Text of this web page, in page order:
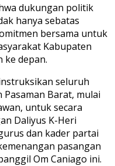
dukungan politik
hanya sebatas
bersama untuk
Kabupaten
ke depan.
seluruh
Barat, mulai
untuk secara
Daliyus K-Heri
dan kader partai
pasangan
Om Caniago ini.